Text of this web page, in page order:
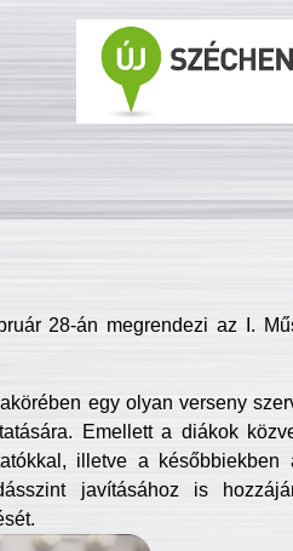
28-án megrendezi az I.
egy olyan verseny
Emellett a diákok
illetve a későbbiekben
javításához is